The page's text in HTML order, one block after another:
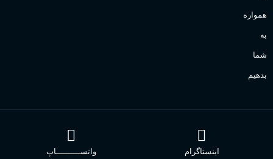
همواره
به
شما
بدهیم
اینستاگرام واتســــــــــاپ